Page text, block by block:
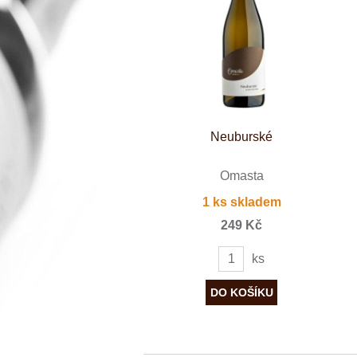
Neuburské
Omasta
1 ks skladem
249 Kč
ks